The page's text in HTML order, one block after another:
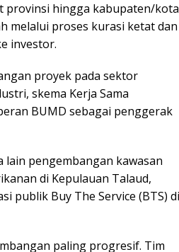
provinsi hingga kabupaten/
melalui proses kurasi ketat dan
investor.
proyek pada sektor
skema Kerja Sama
BUMD sebagai penggerak
pengembangan kawasan
di Kepulauan Talaud,
publik Buy The Service (BTS) di
paling progresif. Tim